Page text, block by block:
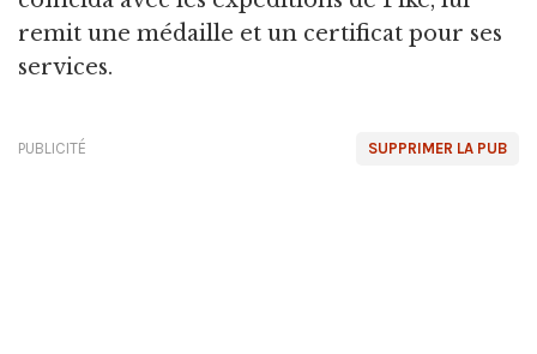
remit une médaille et un certificat pour ses
services.
SUPPRIMER LA PUB
PUBLICITÉ